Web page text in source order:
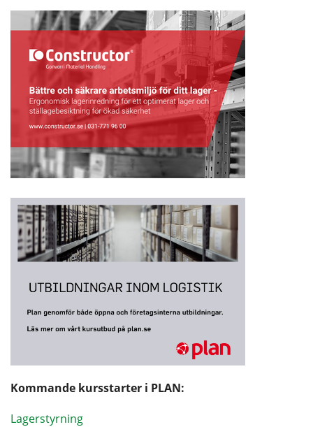
Kommande kursstarter i PLAN:
Lagerstyrning